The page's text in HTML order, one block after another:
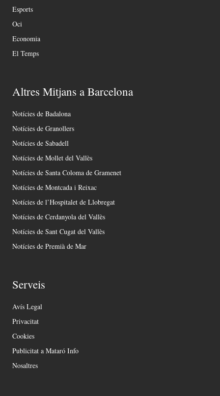
Esports
Oci
Economia
El Temps
Altres Mitjans a Barcelona
Notícies de Badalona
Notícies de Granollers
Notícies de Sabadell
Notícies de Mollet del Vallès
Notícies de Santa Coloma de Gramenet
Notícies de Montcada i Reixac
Notícies de l’Hospitalet de Llobregat
Notícies de Cerdanyola del Vallès
Notícies de Sant Cugat del Vallès
Notícies de Premià de Mar
Serveis
Avís Legal
Privacitat
Cookies
Publicitat a Mataró Info
Nosaltres